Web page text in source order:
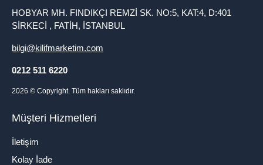
HOBYAR MH. FINDIKÇI REMZİ SK. NO:5, KAT:4, D:401
SİRKECİ , FATİH, İSTANBUL
bilgi@kilifmarketim.com
0212 511 6220
2026 © Copyright. Tüm hakları saklıdır.
Müşteri Hizmetleri
İletişim
Kolay İade